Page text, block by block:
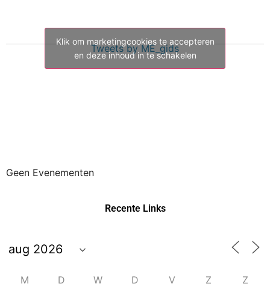
Tweets by ME_gids
Klik om marketingcookies te accepteren
en deze inhoud in te schakelen
Geen Evenementen
Recente Links
M D W D V Z Z